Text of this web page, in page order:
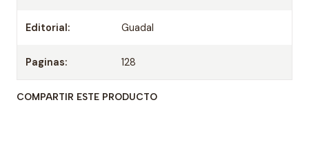
Editorial: Guadal
Paginas: 128
COMPARTIR ESTE PRODUCTO